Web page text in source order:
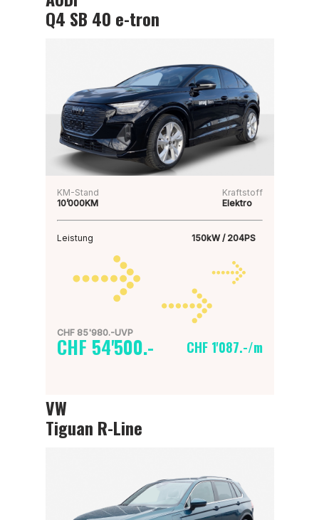
Q4 SB 40 e-tron
KM-Stand
10’000KM
Kraftstoff
Elektro
Leistung 150kW / 204PS
CHF 85'980.-UVP
CHF 54'500.- CHF 1'087.-/m
VW
Tiguan R-Line